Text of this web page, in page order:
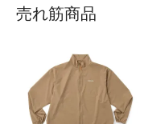
売れ筋商品